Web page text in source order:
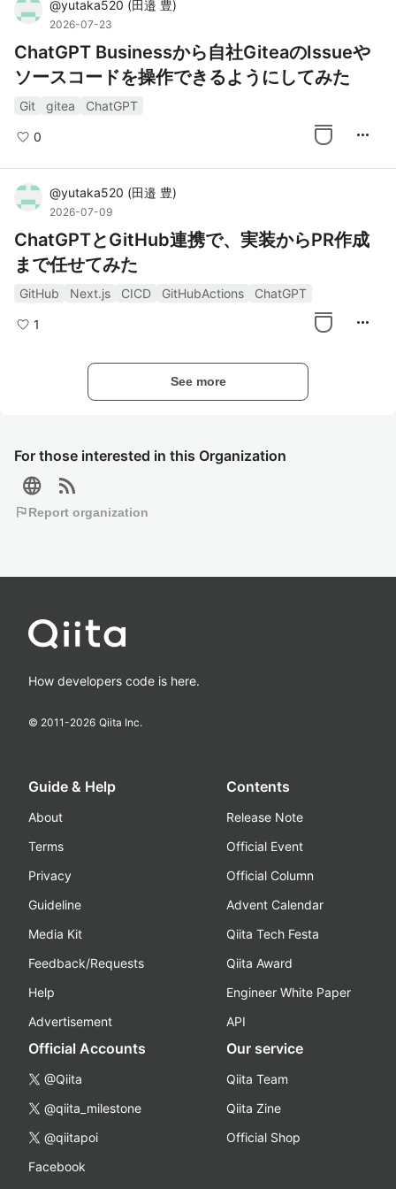
For those interested in this Organization
language rss_feed
flagReport organization
@yutaka520 (田邉 豊)
2026-07-23
ChatGPT Businessから自社GiteaのIssueや
ソースコードを操作できるようにしてみた
Git gitea ChatGPT
0 more_horiz
@yutaka520 (田邉 豊)
2026-07-09
ChatGPTとGitHub連携で、実装からPR作成
まで任せてみた
GitHub Next.js CICD GitHubActions ChatGPT
1 more_horiz
See more
How developers code is here.
© 2011-2026 Qiita Inc.
Guide & Help
About
Terms
Privacy
Guideline
Media Kit
Feedback/Requests
Help
Advertisement
Contents
Release Note
Official Event
Official Column
Advent Calendar
Qiita Tech Festa
Qiita Award
Engineer White Paper
API
Official Accounts
@Qiita
@qiita_milestone
@qiitapoi
Facebook
Our service
Qiita Team
Qiita Zine
Official Shop